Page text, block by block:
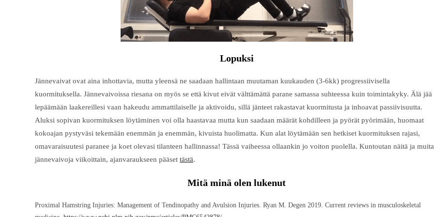
Lopuksi
Jännevaivat ovat aina inhottavia, mutta yleensä ne saadaan hallintaan muutaman kuukauden (3-6kk) progressiivisella
kuormituksella. Jännevaivoissa riesana on myös se että kivut eivät välttämättä parane samassa suhteessa kuin toimintakyky. Älä jää
lepäämään laakereillesi vaan hakeudu ammattilaiselle ja aktivoidu, sillä jänteet rakastavat kuormitusta ja inhoavat passiivisuutta.
Aluksi sopivan kuormituksen löytäminen voi olla haastavaa mutta kun saadaan määrät kohdilleen ja pyörät pyörimään, huomaat
kokoajan pystyväsi tekemään enemmän ja enemmän, kivuista huolimatta. Kun alat löytämään sen hetkiset kuormituksen rajasi,
omavaraisuutesi paranee ja koet olevasi tilanteen hallinnassa! Tässä vaiheessa ollaankin jo voiton puolella. Kuntoutan näitä ja muita
jännevaivoja viikoittain, ajanvaraukseen pääset tästä.
Mitä minä olen lukenut
Proximal Hamstring Injuries: Management of Tendinopathy and Avulsion Injuries. Ryan M. Degen 2019. Current reviews in musculoskeletal